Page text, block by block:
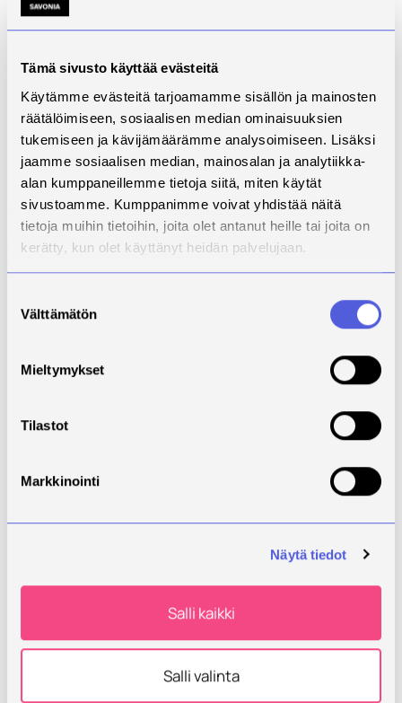
Tämä sivusto käyttää evästeitä
Käytämme evästeitä tarjoamamme sisällön ja mainosten
räätälöimiseen, sosiaalisen median ominaisuuksien
tukemiseen ja kävijämäärämme analysoimiseen. Lisäksi
jaamme sosiaalisen median, mainosalan ja analytiikka-
alan kumppaneillemme tietoja siitä, miten käytät
sivustoamme. Kumppanimme voivat yhdistää näitä
tietoja muihin tietoihin, joita olet antanut heille tai joita on
kerätty, kun olet käyttänyt heidän palvelujaan.
valinta
Välttämätön
Mieltymykset
Tilastot
Markkinointi
Näytä tiedot
Salli kaikki
Salli valinta
mukaan lukien koulutusjohtaja Valentin Weislämnen
vertailimme koulutuksia ja jaoimme näkemyksiä
osaamisalueistamme.
Matkan aikana tapasin myös opiskelijoita, jotka ovat
tulossa Savoniaan vaihtoon seuraavana lukuvuonna.
Keskustelimme Kuopion seudusta ja Savonian
opinnoista ja eroista Suomen ja Saksan välillä.